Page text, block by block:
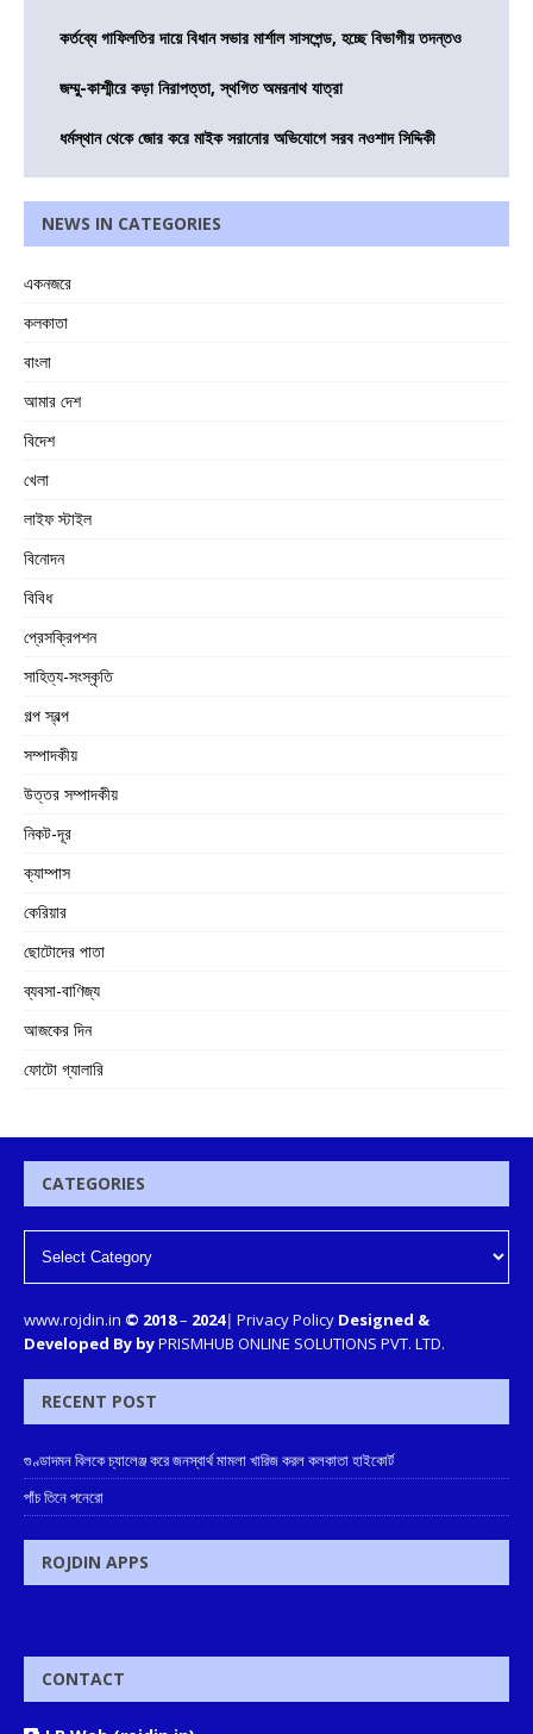
কর্তব্যে গাফিলতির দায়ে বিধান সভার মার্শাল সাসপেন্ড, হচ্ছে বিভাগীয় তদন্তও
জম্মু-কাশ্মীরে কড়া নিরাপত্তা, স্থগিত অমরনাথ যাত্রা
ধর্মস্থান থেকে জোর করে মাইক সরানোর অভিযোগে সরব নওশাদ সিদ্দিকী
NEWS IN CATEGORIES
একনজরে
কলকাতা
বাংলা
আমার দেশ
বিদেশ
খেলা
লাইফ স্টাইল
বিনোদন
বিবিধ
প্রেসক্রিপশন
সাহিত্য-সংস্কৃতি
গল্প স্বল্প
সম্পাদকীয়
উত্তর সম্পাদকীয়
নিকট-দূর
ক্যাম্পাস
কেরিয়ার
ছোটোদের পাতা
ব্যবসা-বাণিজ্য
আজকের দিন
ফোটো গ্যালারি
CATEGORIES
www.rojdin.in © 2018– 2024| Privacy Policy Designed &
Developed By byPRISMHUB ONLINE SOLUTIONS PVT. LTD.
RECENT POST
গুণ্ডাদমন বিলকে চ্যালেঞ্জ করে জনস্বার্থ মামলা খারিজ করল কলকাতা হাইকোর্ট
পাঁচ তিনে পনেরো
ROJDIN APPS
CONTACT